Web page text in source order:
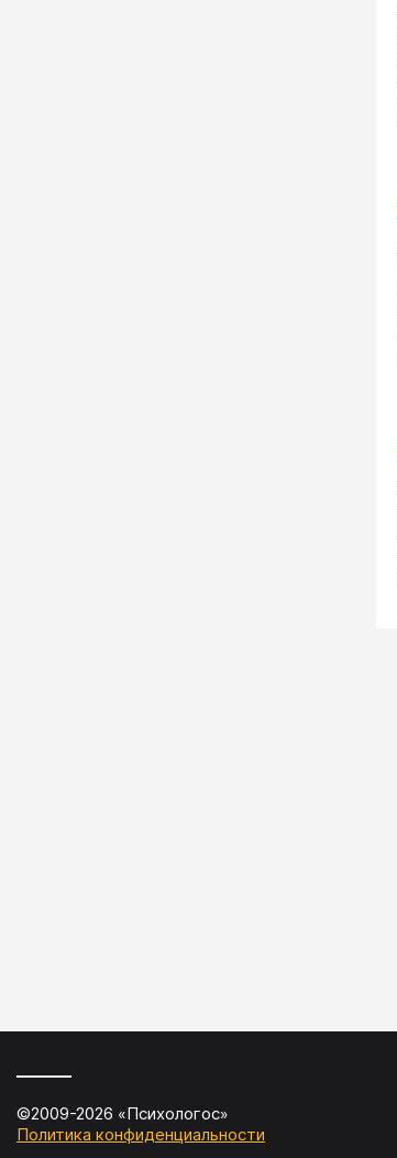
©2009-2026 «Психологос»
Политика конфиденциальности